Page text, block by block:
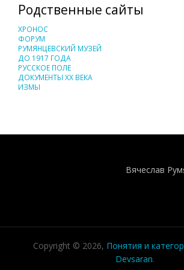
Родственные сайты
ХРОНОС
ФОРУМ
РУМЯНЦЕВСКИЙ МУЗЕЙ
ДО 1917 ГОДА
РУССКОЕ ПОЛЕ
ДОКУМЕНТЫ XX ВЕКА
ИЗМЫ
Вячеслав
Copyright © 2026, Понятия и
Devsaran.